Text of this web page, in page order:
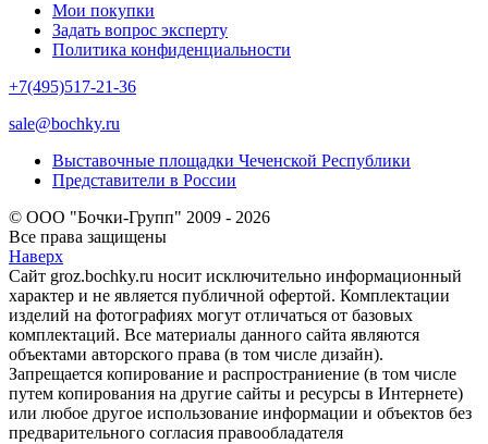
Мои покупки
Задать вопрос эксперту
Политика конфиденциальности
+7(495)517-21-36
sale@bochky.ru
Выставочные площадки Чеченской Республики
Представители в России
© ООО "Бочки-Групп" 2009 - 2026
Все права защищены
Наверх
Сайт groz.bochky.ru носит исключительно информационный
характер и не является публичной офертой. Комплектации
изделий на фотографиях могут отличаться от базовых
комплектаций. Все материалы данного сайта являются
объектами авторского права (в том числе дизайн).
Запрещается копирование и распространиение (в том числе
путем копирования на другие сайты и ресурсы в Интернете)
или любое другое использование информации и объектов без
предварительного согласия правообладателя